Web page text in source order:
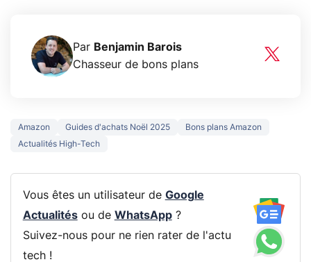
Par Benjamin Barois
Chasseur de bons plans
Amazon Guides d'achats Noël 2025
Bons plans Amazon
Actualités High-Tech
Vous êtes un utilisateur de Google
Actualitésou de WhatsApp?
Suivez-nous pour ne rien rater de l'actu
tech !